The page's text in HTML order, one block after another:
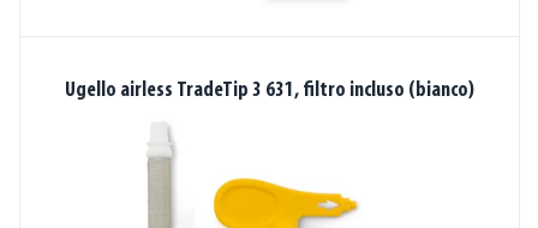
Ugello airless TradeTip 3 631, filtro incluso (bianco)